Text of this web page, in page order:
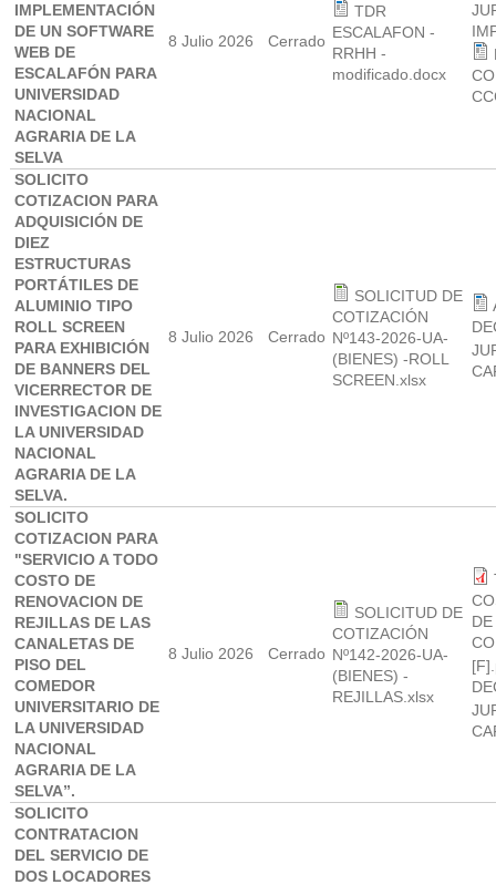
IMPLEMENTACIÓN
DE UN SOFTWARE
WEB DE
ESCALAFÓN PARA
UNIVERSIDAD
NACIONAL
AGRARIA DE LA
SELVA
8 Julio 2026 Cerrado
TDR
ESCALAFON -
RRHH -
modificado.docx
SOLICITO
COTIZACION PARA
ADQUISICIÓN DE
DIEZ
ESTRUCTURAS
PORTÁTILES DE
ALUMINIO TIPO
ROLL SCREEN
PARA EXHIBICIÓN
DE BANNERS DEL
VICERRECTOR DE
INVESTIGACION DE
LA UNIVERSIDAD
NACIONAL
AGRARIA DE LA
SELVA.
8 Julio 2026 Cerrado
SOLICITUD DE
COTIZACIÓN
Nº143-2026-UA-
(BIENES) -ROLL
SCREEN.xlsx
SOLICITO
COTIZACION PARA
"SERVICIO A TODO
COSTO DE
RENOVACION DE
REJILLAS DE LAS
CANALETAS DE
PISO DEL
COMEDOR
UNIVERSITARIO DE
LA UNIVERSIDAD
NACIONAL
AGRARIA DE LA
SELVA”.
8 Julio 2026 Cerrado
SOLICITUD DE
COTIZACIÓN
Nº142-2026-UA-
(BIENES) -
REJILLAS.xlsx
SOLICITO
CONTRATACION
DEL SERVICIO DE
DOS LOCADORES